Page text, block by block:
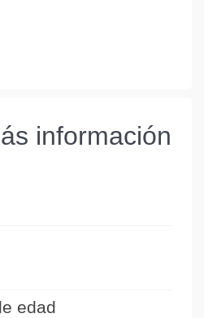
información
edad